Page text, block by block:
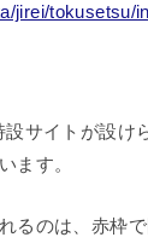
jirei/tokusetsu/
サイトが設け
ます。
るのは、赤枠